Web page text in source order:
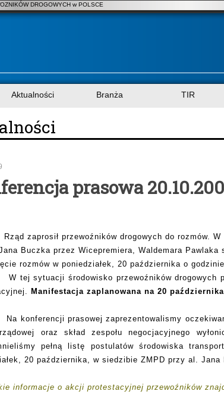
DROGOWYCH w POLSCE
Aktualności Branża TIR
prasowa
Rząd zaprosił przewoźników drogowych do rozmów.
Buczka przez Wicepremiera, Waldemara Pawlaka
rozmów w poniedziałek, 20 października o
W tej sytuacji środowisko przewoźników drogowych
Manifestacja zaplanowana na 20
a konferencji prasowej zaprezentowalismy
oraz skład zespołu negocjacyjnego
pełną listę postulatów środowiska
20 października, w siedzibie ZMPD przy al. Jana
informacje o akcji protestacyjnej przewoźników